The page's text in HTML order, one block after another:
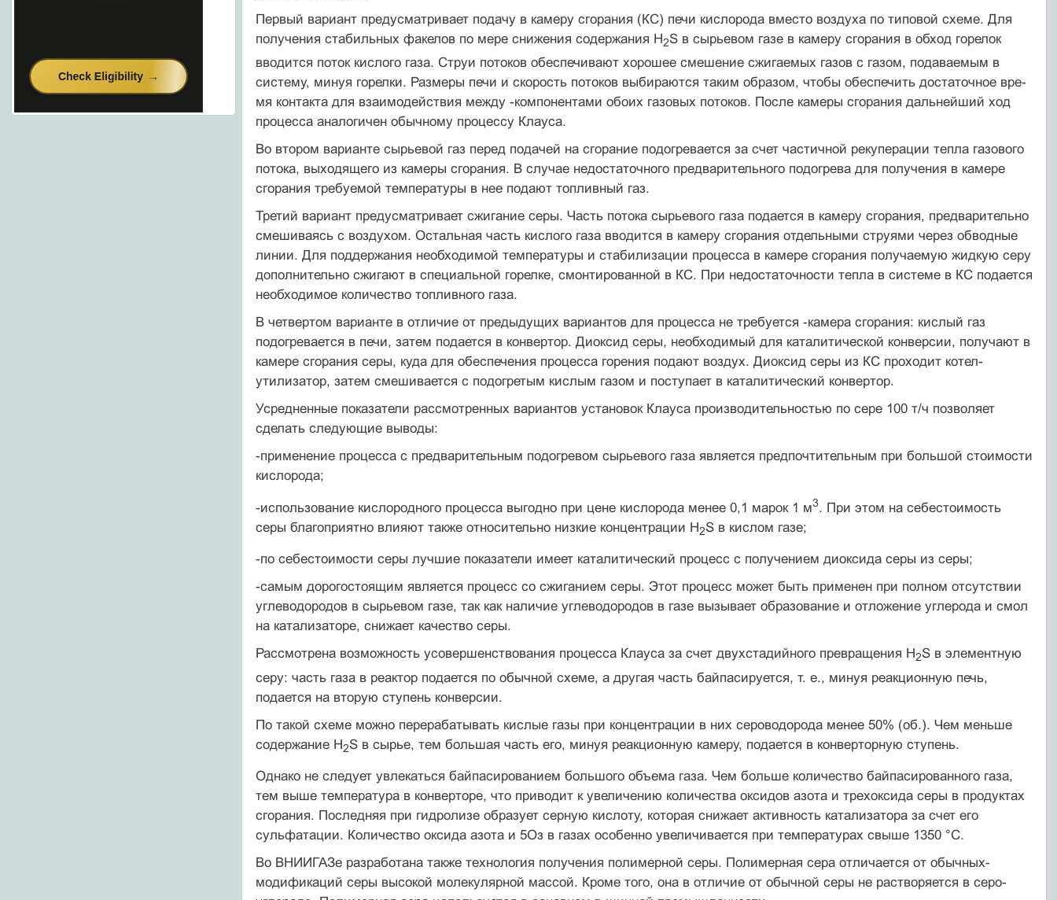
Первый вариант предусматривает подачу в камеру сгора­ния (КС) печи кислорода вместо воздуха по типовой схеме. Для
получения стабильных факелов по мере снижения содер­жания H2S в сырьевом газе в камеру сгорания в обход горе­лок
вводится поток кислого газа. Струи потоков обеспечивают хорошее смешение сжигаемых газов с газом, подаваемым в
систему, минуя горелки. Размеры печи и скорость потоков выбираются таким образом, чтобы обеспечить достаточное вре­
мя контакта для взаимодействия между -компонентами обоих газовых потоков. После камеры сгорания дальнейший ход
про­цесса аналогичен обычному процессу Клауса.
Во втором варианте сырьевой газ перед подачей на сгора­ние подогревается за счет частичной рекуперации тепла газо­вого
потока, выходящего из камеры сгорания. В случае недо­статочного предварительного подогрева для получения в камере
сгорания требуемой температуры в нее подают топливный газ.
Третий вариант предусматривает сжигание серы. Часть по­тока сырьевого газа подается в камеру сгорания, предвари­тельно
смешиваясь с воздухом. Остальная часть кислого газа вводится в камеру сгорания отдельными струями через обвод­ные
линии. Для поддержания необходимой температуры и ста­билизации процесса в камере сгорания получаемую жидкую серу
дополнительно сжигают в специальной горелке, смонти­рованной в КС. При недостаточности тепла в системе в КС подается
необходимое количество топливного газа.
В четвертом варианте в отличие от предыдущих вариантов для процесса не требуется -камера сгорания: кислый газ
подогревается в печи, затем подается в конвертор. Диоксид серы, необходимый для каталитической конверсии, получают в
ка­мере сгорания серы, куда для обеспечения процесса горения подают воздух. Диоксид серы из КС проходит котел-
утилиза­тор, затем смешивается с подогретым кислым газом и посту­пает в каталитический конвертор.
Усредненные показатели рассмотренных вариантов установок Клауса производительностью по сере 100 т/ч позволяет
сделать следующие выводы:
-применение процесса с предварительным подогревом сырье­вого газа является предпочтительным при большой стоимости
кислорода;
-использование кислородного процесса выгодно при цене кислорода менее 0,1 марок 1 м3. При этом на себестоимость
серы благоприятно влияют также относительно низкие кон­центрации H2S в кислом газе;
-по себестоимости серы лучшие показатели имеет каталити­ческий процесс с получением диоксида серы из серы;
-самым дорогостоящим является процесс со сжиганием се­ры. Этот процесс может быть применен при полном отсутствии
углеводородов в сырьевом газе, так как наличие углеводородов в газе вызывает образование и отложение углерода и смол
на катализаторе, снижает качество серы.
Рассмот­рена возможность усовер­шенствования процесса Кла­уса за счет двухстадийного превращения H2S в эле­ментную
серу: часть газа в реактор подается по обычной схеме, а другая часть байпасируется, т. е., минуя реакционную печь,
подается на вторую ступень конверсии.
По такой схеме можно перерабатывать кислые газы при концентрации в них сероводорода менее 50% (об.). Чем меньше
содержание H2S в сырье, тем большая часть его, минуя реак­ционную камеру, подается в конверторную ступень.
Однако не следует увлекаться байпасированием большого объема газа. Чем больше количество байпасированного газа,
тем выше температура в конверторе, что приводит к увеличению количества оксидов азота и трехоксида серы в продуктах
сгорания. Последняя при гидролизе образует сер­ную кислоту, которая снижает активность катализатора за счет его
сульфатации. Количество оксида азота и 5Оз в газах осо­бенно увеличивается при температурах свыше 1350 °С.
Во ВНИИГАЗе разработана также технология получения полимерной серы. Полимерная сера отличается от обыч­ных-
модификаций серы высокой молекулярной массой. Кроме того, она в отличие от обычной серы не растворяется в серо­